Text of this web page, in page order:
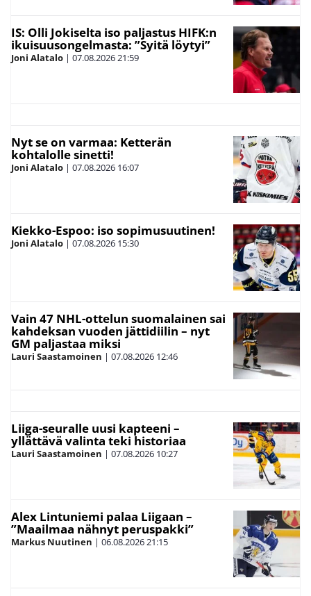
IS: Olli Jokiselta iso paljastus HIFK:n
ikuisuusongelmasta: ”Syitä löytyi”
Joni Alatalo | 07.08.202621:59
Nyt se on varmaa: Ketterän
kohtalolle sinetti!
Joni Alatalo | 07.08.2026 16:07
Kiekko-Espoo: iso sopimusuutinen!
Joni Alatalo | 07.08.2026 15:30
Vain 47 NHL-ottelun suomalainen sai
kahdeksan vuoden jättidiilin – nyt
GM paljastaa miksi
Lauri Saastamoinen | 07.08.2026 12:46
Liiga-seuralle uusi kapteeni –
yllättävä valinta teki historiaa
Lauri Saastamoinen | 07.08.2026 10:27
Alex Lintuniemi palaa Liigaan –
”Maailmaa nähnyt peruspakki”
Markus Nuutinen | 06.08.202621:15